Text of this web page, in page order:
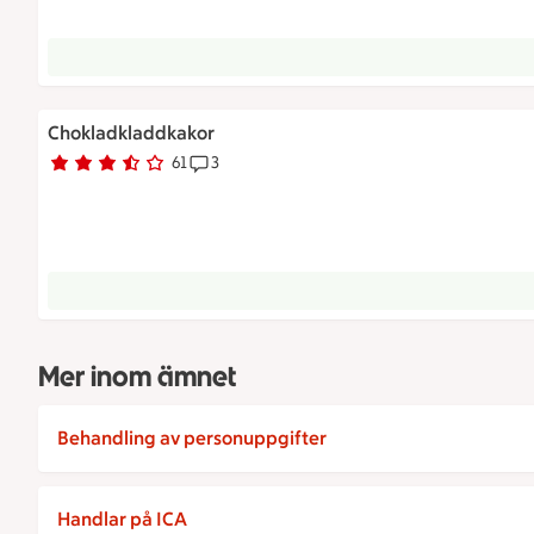
Chokladkladdkakor
Betyg 3.1 av 5. 61
61 personer har röstatReceptet har 3 kommentarer
3
Mer inom ämnet
Behandling av personuppgifter
Handlar på ICA